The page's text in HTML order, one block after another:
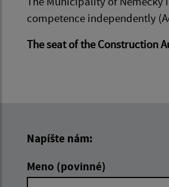
competence independently
The seat of the Construction
Napíšte nám:
Meno (povinné)